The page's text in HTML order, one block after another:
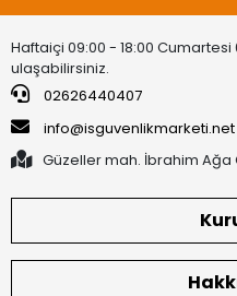
Haftaiçi 09:00 - 18:00
ulaşabilirsiniz.
02626440407
info@isguvenlikmarketi.net
Güzeller mah. İbrahim